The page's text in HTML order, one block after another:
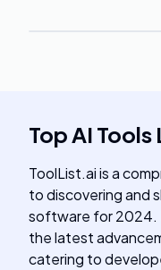
Top AI Tools
ToolList.ai is a
to discovering and
software for 2024.
the latest
catering to